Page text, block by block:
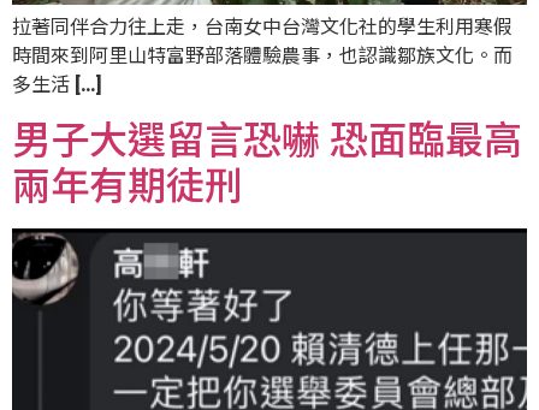
拉著同伴合力往上走，台南女中台灣文化社的學生利用寒假
時間來到阿里山特富野部落體驗農事，也認識鄒族文化。而
多生活 […]
男子大選留言恐嚇 恐面臨最高
兩年有期徒刑